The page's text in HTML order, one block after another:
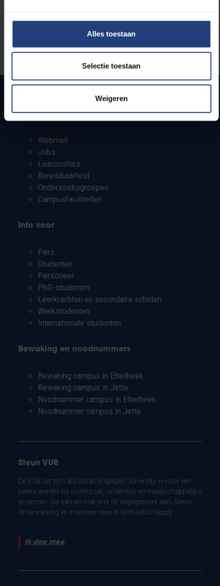
Alles toestaan
Selectie toestaan
Weigeren
Stond er een fout op deze pagina?
Laat het ons weten
Snel naar
Webmail
Jobs
Lesroosters
Bereikbaarheid
Onderzoeksgroepen
Campusfaciliteiten
Info voor
Pers
Studenten
Personeel
PhD-studenten
Leerkrachten en secundaire scholen
Werkstudenten
Internationale studenten
Bewaking en noodnummers
Bewaking campus in Etterbeek
Bewaking campus in Jette
Noodnummer campus in Etterbeek
Noodnummer campus in Jette
Steun VUB
De VUB zet zich als Urban Engaged University in voor een
betere wereld via onderzoek, onderwijs en maatschappelijke
projecten. Ga samen met ons dit engagement aan. Steun
onze werking en investeer mee in de maatschappij.
Ik doe mee